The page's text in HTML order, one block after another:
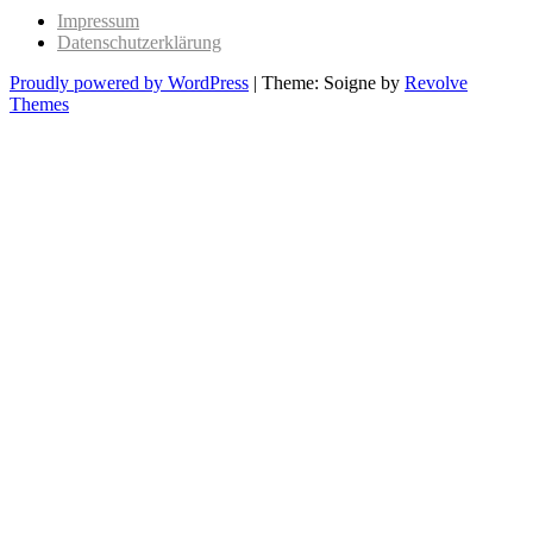
Impressum
Datenschutzerklärung
Proudly powered by WordPress | Theme: Soigne by Revolve
Themes